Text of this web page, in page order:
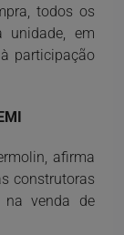
todos os
unidade, em
participação
afirma
construtoras
venda de